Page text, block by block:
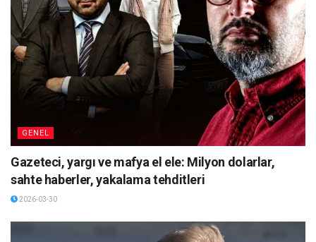
GENEL
Gazeteci, yargı ve mafya el ele: Milyon dolarlar,
sahte haberler, yakalama tehditleri
2026-03-30